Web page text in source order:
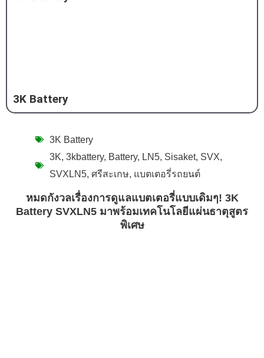
3K Battery
3K Battery
3K, 3kbattery, Battery, LN5, Sisaket, SVX,
SVXLN5, ศรีสะเกษ, แบตเตอรี่รถยนต์
หมดกังวลเรื่องการดูแลแบตเตอรี่แบบเดิมๆ! 3K
Battery SVXLN5 มาพร้อมเทคโนโลยีแผ่นธาตุสูตร
พิเศษ